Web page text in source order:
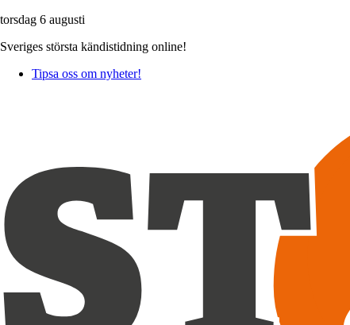
torsdag 6 augusti
Sveriges största kändistidning online!
Tipsa oss om nyheter!